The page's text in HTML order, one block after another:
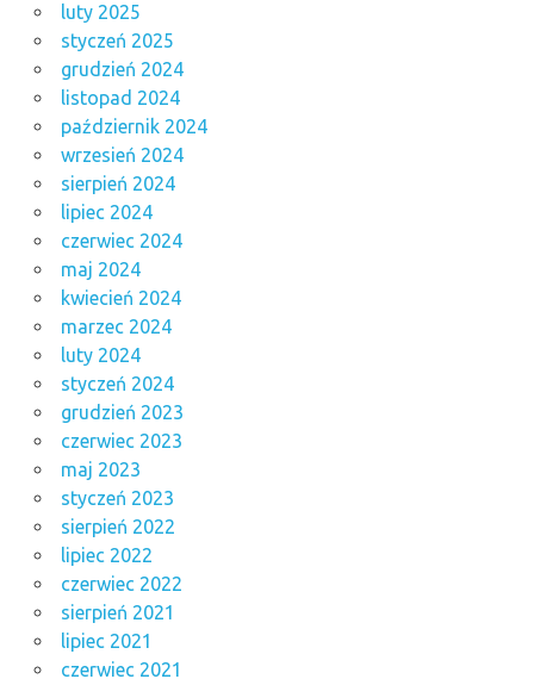
luty 2025
styczeń 2025
grudzień 2024
listopad 2024
październik 2024
wrzesień 2024
sierpień 2024
lipiec 2024
czerwiec 2024
maj 2024
kwiecień 2024
marzec 2024
luty 2024
styczeń 2024
grudzień 2023
czerwiec 2023
maj 2023
styczeń 2023
sierpień 2022
lipiec 2022
czerwiec 2022
sierpień 2021
lipiec 2021
czerwiec 2021